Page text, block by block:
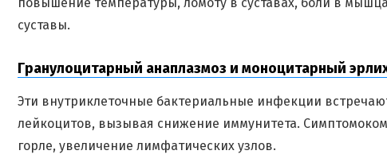
суставы.
Гранулоцитарный анаплазмоз и моноцитарный
Эти внутриклеточные бактериальные инфекции
лейкоцитов, вызывая снижение иммунитета.
горле, увеличение лимфатических узлов.